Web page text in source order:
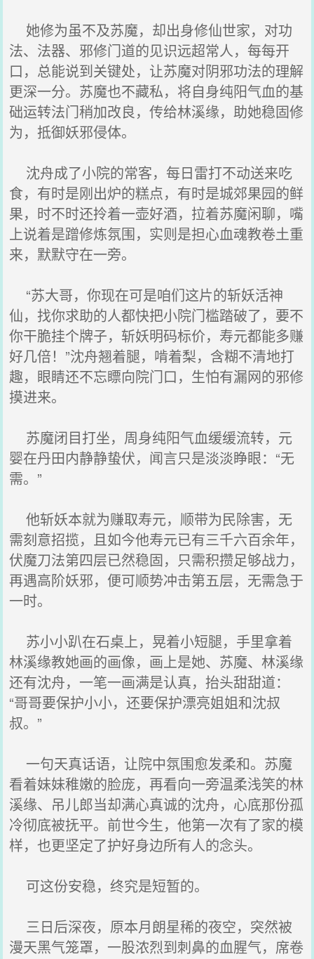
她修为虽不及苏魔，却出身修仙世家，对功
法、法器、邪修门道的见识远超常人，每每开
口，总能说到关键处，让苏魔对阴邪功法的理解
更深一分。苏魔也不藏私，将自身纯阳气血的基
础运转法门稍加改良，传给林溪缘，助她稳固修
为，抵御妖邪侵体。
沈舟成了小院的常客，每日雷打不动送来吃
食，有时是刚出炉的糕点，有时是城郊果园的鲜
果，时不时还拎着一壶好酒，拉着苏魔闲聊，嘴
上说着是蹭修炼氛围，实则是担心血魂教卷土重
来，默默守在一旁。
“苏大哥，你现在可是咱们这片的斩妖活神
仙，找你求助的人都快把小院门槛踏破了，要不
你干脆挂个牌子，斩妖明码标价，寿元都能多赚
好几倍！”沈舟翘着腿，啃着梨，含糊不清地打
趣，眼睛还不忘瞟向院门口，生怕有漏网的邪修
摸进来。
苏魔闭目打坐，周身纯阳气血缓缓流转，元
婴在丹田内静静蛰伏，闻言只是淡淡睁眼：“无
需。”
他斩妖本就为赚取寿元，顺带为民除害，无
需刻意招揽，且如今他寿元已有三千六百余年，
伏魔刀法第四层已然稳固，只需积攒足够战力，
再遇高阶妖邪，便可顺势冲击第五层，无需急于
一时。
苏小小趴在石桌上，晃着小短腿，手里拿着
林溪缘教她画的画像，画上是她、苏魔、林溪缘
还有沈舟，一笔一画满是认真，抬头甜甜道：
“哥哥要保护小小，还要保护漂亮姐姐和沈叔
叔。”
一句天真话语，让院中氛围愈发柔和。苏魔
看着妹妹稚嫩的脸庞，再看向一旁温柔浅笑的林
溪缘、吊儿郎当却满心真诚的沈舟，心底那份孤
冷彻底被抚平。前世今生，他第一次有了家的模
样，也更坚定了护好身边所有人的念头。
可这份安稳，终究是短暂的。
三日后深夜，原本月朗星稀的夜空，突然被
漫天黑气笼罩，一股浓烈到刺鼻的血腥气，席卷